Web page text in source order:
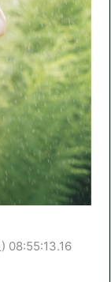
08:55:13.16